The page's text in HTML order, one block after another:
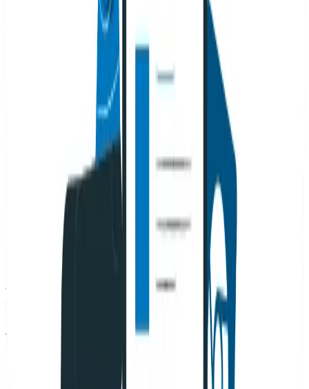
Julián Durango
Para Julián, cada proyecto SEO es un nuevo reto.
Disfruta construir estrategias desde cero y ver cómo los
proyectos crecen paso a paso. Su experiencia en
auditorías técnicas y proyectos de nicho le ha permitido
crear activos digitales rentables.
Ver más artículos deJulián
Compartir este articulo
Volver al blog
¿Necesitas ayuda con tu SEO?
Nuestro equipo de expertos puede ayudarte a mejorar
tu posicionamiento y aumentar el trafico organico de tu
sitio web.
Solicitar asesoria gratuita